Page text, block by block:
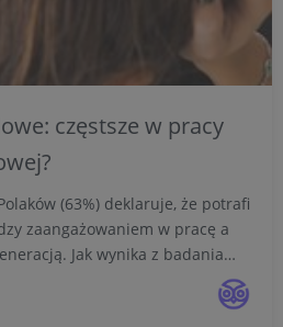
częstsze w pracy
(63%) deklaruje, że potrafi
zaangażowaniem w pracę a
Jak wynika z badania
niż fizyczni. Jednocześnie ...